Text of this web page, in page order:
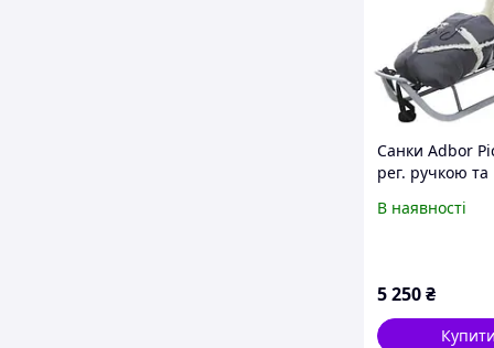
Санки Adbor
рег. ручкою та
В наявності
5 250₴